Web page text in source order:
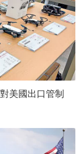
美國出口管制